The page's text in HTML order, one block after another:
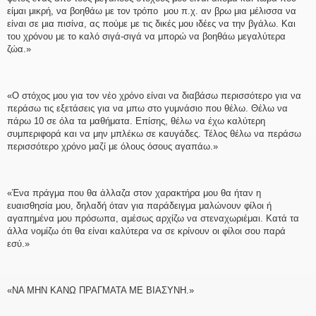
είμαι μικρή, να βοηθάω με τον τρόπο μου π.χ. αν βρω μια μέλισσα να
είναι σε μια πισίνα, ας πούμε με τις δικές μου ιδέες να την βγάλω. Και
του χρόνου με το καλό σιγά-σιγά να μπορώ να βοηθάω μεγαλύτερα
ζώα.»
«Ο στόχος μου για τον νέο χρόνο είναι να διαβάσω περισσότερο για να
περάσω τις εξετάσεις για να μπω στο γυμνάσιο που θέλω. Θέλω να
πάρω 10 σε όλα τα μαθήματα. Επίσης, θέλω να έχω καλύτερη
συμπεριφορά και να μην μπλέκω σε καυγάδες. Τέλος θέλω να περάσω
περισσότερο χρόνο μαζί με όλους όσους αγαπάω.»
«Ένα πράγμα που θα άλλαζα στον χαρακτήρα μου θα ήταν η
ευαισθησία μου, δηλαδή όταν για παράδειγμα μαλώνουν φίλοι ή
αγαπημένα μου πρόσωπα, αμέσως αρχίζω να στεναχωριέμαι. Κατά τα
άλλα νομίζω ότι θα είναι καλύτερα να σε κρίνουν οι φίλοι σου παρά
εσύ.»
«ΝΑ ΜΗΝ ΚΑΝΩ ΠΡΑΓΜΑΤΑ ΜΕ ΒΙΑΣΥΝΗ.»